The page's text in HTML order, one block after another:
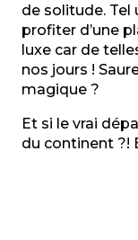
de solitude. Tel
profiter d’une
luxe car de
nos jours !
magique ?
Et si le vrai
du continent ?!